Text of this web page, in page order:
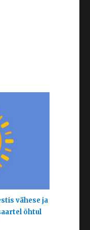
vähese ja
õhtul